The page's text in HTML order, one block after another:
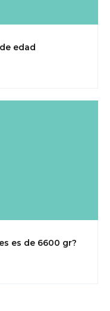
edad
es de 6600 gr?